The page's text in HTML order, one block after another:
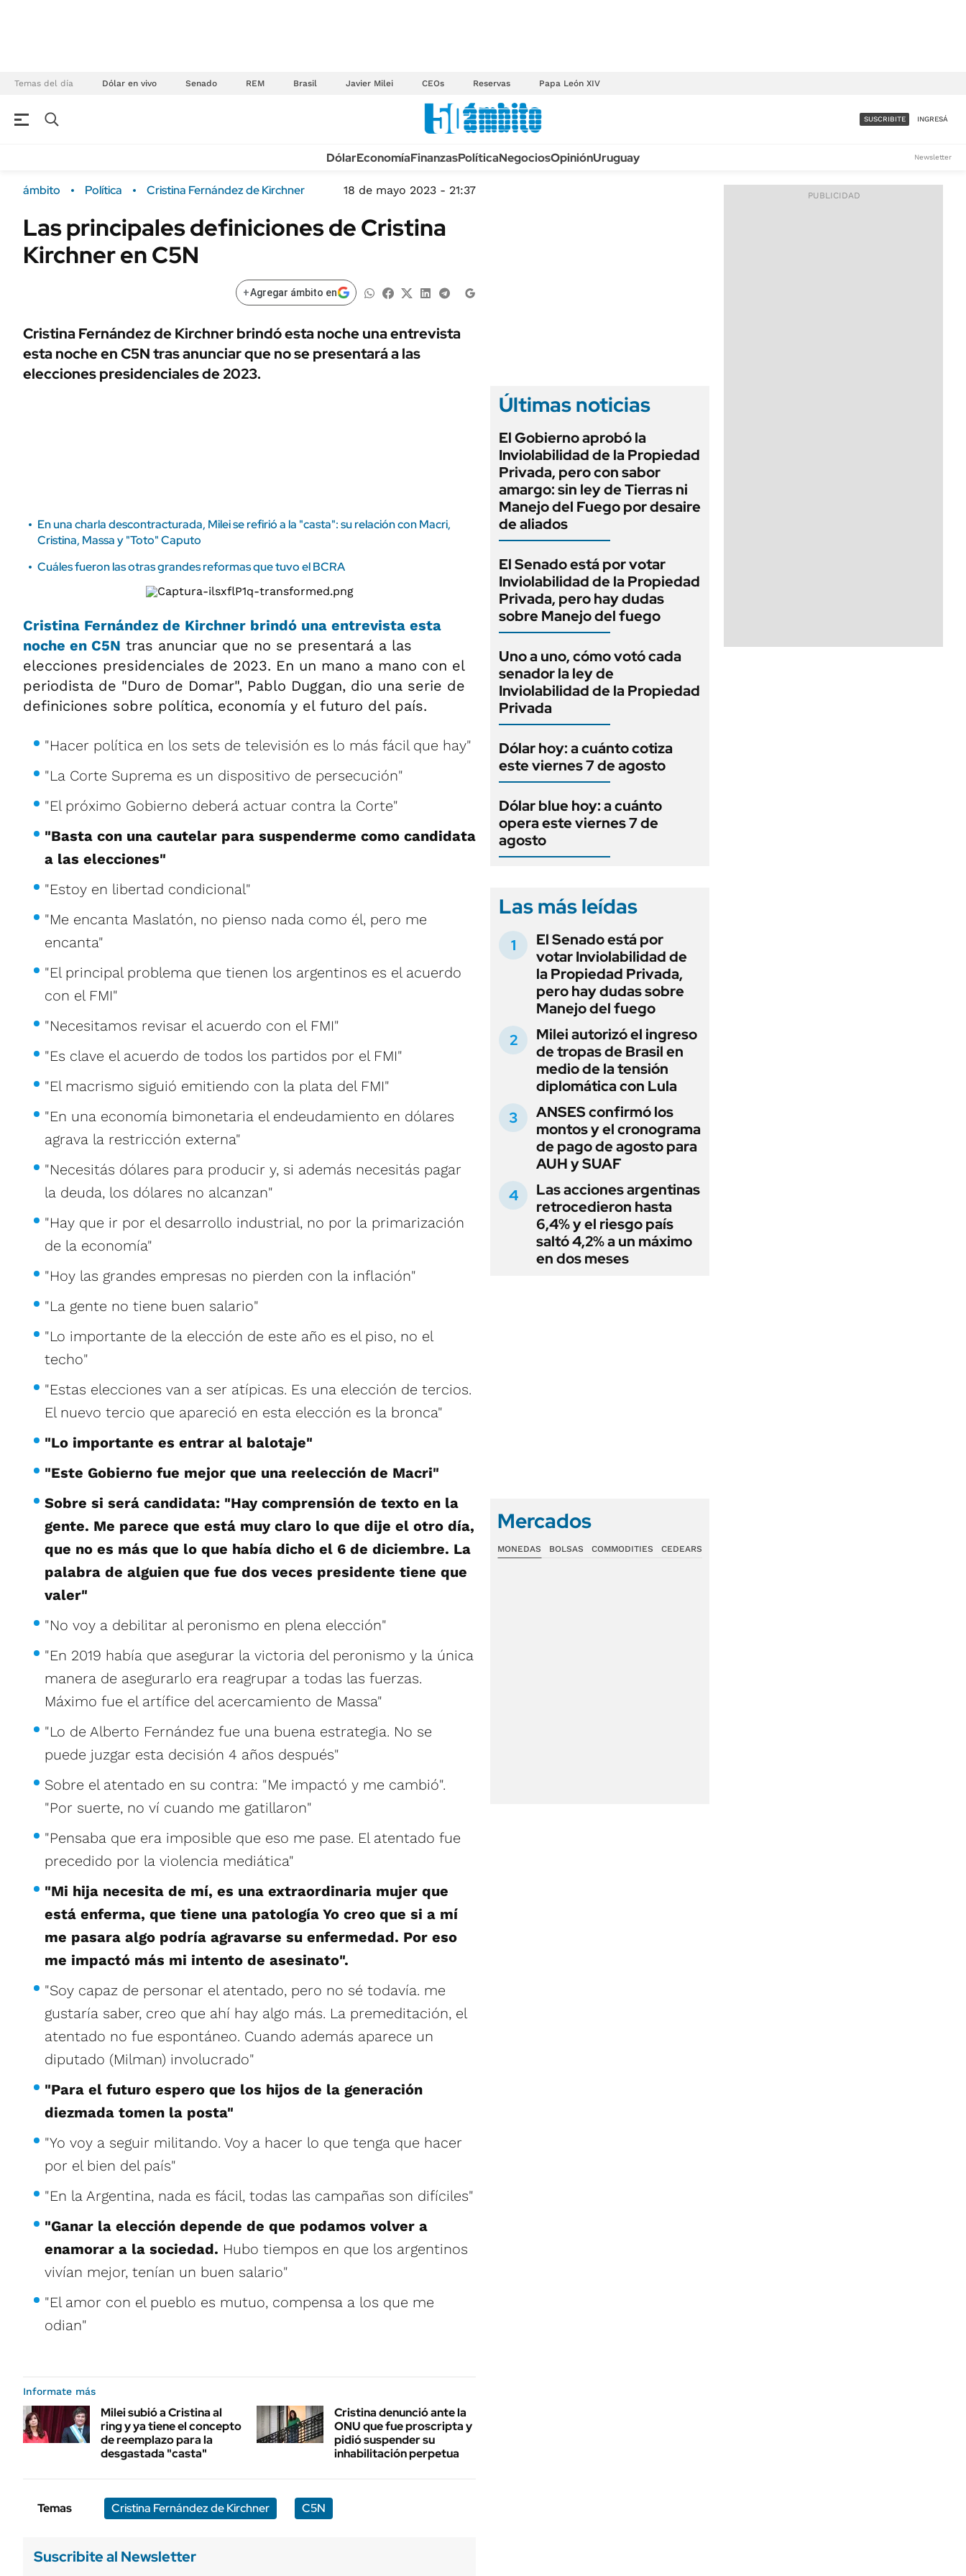
Temas del día Dólar en vivo Senado REM Brasil Javier Milei CEOs Reservas Papa León XIV
Campo
FINANZAS
ÁMBITO DEBATE
MEDIAKIT AMBITO DEBATE
Sustentabilidad
POLÍTICA
URUGUAY
TECNOLOGÍA
MÉXICO
MUNDO
LIFESTYLE
AUTOS
ACCESO FULL - $1.800/MES
SUSCRIBITE INGRESÁ
DólarEconomíaFinanzasPolíticaNegociosOpiniónUruguay Newsletter
ámbito Política Cristina Fernández de Kirchner 18 de mayo 2023 - 21:37
Las principales definiciones de Cristina
Kirchner en C5N
+Agregar ámbito en
Cristina Fernández de Kirchner brindó esta noche una entrevista
esta noche en C5N tras anunciar que no se presentará a las
elecciones presidenciales de 2023.
En una charla descontracturada, Milei se refirió a la "casta": su relación con Macri,
Cristina, Massa y "Toto" Caputo
Cuáles fueron las otras grandes reformas que tuvo el BCRA
Cristina Fernández de Kirchner brindó una entrevista esta
noche en C5N tras anunciar que no se presentará a las
elecciones presidenciales de 2023. En un mano a mano con el
periodista de "Duro de Domar", Pablo Duggan, dio una serie de
definiciones sobre política, economía y el futuro del país.
"Hacer política en los sets de televisión es lo más fácil que hay"
"La Corte Suprema es un dispositivo de persecución"
"El próximo Gobierno deberá actuar contra la Corte"
"Basta con una cautelar para suspenderme como candidata
a las elecciones"
"Estoy en libertad condicional"
"Me encanta Maslatón, no pienso nada como él, pero me
encanta"
"El principal problema que tienen los argentinos es el acuerdo
con el FMI"
"Necesitamos revisar el acuerdo con el FMI"
"Es clave el acuerdo de todos los partidos por el FMI"
"El macrismo siguió emitiendo con la plata del FMI"
"En una economía bimonetaria el endeudamiento en dólares
agrava la restricción externa"
"Necesitás dólares para producir y, si además necesitás pagar
la deuda, los dólares no alcanzan"
"Hay que ir por el desarrollo industrial, no por la primarización
de la economía"
"Hoy las grandes empresas no pierden con la inflación"
"La gente no tiene buen salario"
"Lo importante de la elección de este año es el piso, no el
techo"
"Estas elecciones van a ser atípicas. Es una elección de tercios.
El nuevo tercio que apareció en esta elección es la bronca"
"Lo importante es entrar al balotaje"
"Este Gobierno fue mejor que una reelección de Macri"
Sobre si será candidata: "Hay comprensión de texto en la
gente. Me parece que está muy claro lo que dije el otro día,
que no es más que lo que había dicho el 6 de diciembre. La
palabra de alguien que fue dos veces presidente tiene que
valer"
"No voy a debilitar al peronismo en plena elección"
"En 2019 había que asegurar la victoria del peronismo y la única
manera de asegurarlo era reagrupar a todas las fuerzas.
Máximo fue el artífice del acercamiento de Massa"
"Lo de Alberto Fernández fue una buena estrategia. No se
puede juzgar esta decisión 4 años después"
Sobre el atentado en su contra: "Me impactó y me cambió".
"Por suerte, no ví cuando me gatillaron"
"Pensaba que era imposible que eso me pase. El atentado fue
precedido por la violencia mediática"
"Mi hija necesita de mí, es una extraordinaria mujer que
está enferma, que tiene una patología Yo creo que si a mí
me pasara algo podría agravarse su enfermedad. Por eso
me impactó más mi intento de asesinato".
"Soy capaz de personar el atentado, pero no sé todavía. me
gustaría saber, creo que ahí hay algo más. La premeditación, el
atentado no fue espontáneo. Cuando además aparece un
diputado (Milman) involucrado"
"Para el futuro espero que los hijos de la generación
diezmada tomen la posta"
"Yo voy a seguir militando. Voy a hacer lo que tenga que hacer
por el bien del país"
"En la Argentina, nada es fácil, todas las campañas son difíciles"
"Ganar la elección depende de que podamos volver a
enamorar a la sociedad. Hubo tiempos en que los argentinos
vivían mejor, tenían un buen salario"
"El amor con el pueblo es mutuo, compensa a los que me
odian"
Informate más
Milei subió a Cristina al
ring y ya tiene el concepto
de reemplazo para la
desgastada "casta"
Cristina denunció ante la
ONU que fue proscripta y
pidió suspender su
inhabilitación perpetua
Temas Cristina Fernández de Kirchner C5N
Suscribite al Newsletter
Últimas noticias
El Gobierno aprobó la
Inviolabilidad de la Propiedad
Privada, pero con sabor
amargo: sin ley de Tierras ni
Manejo del Fuego por desaire
de aliados
El Senado está por votar
Inviolabilidad de la Propiedad
Privada, pero hay dudas
sobre Manejo del fuego
Uno a uno, cómo votó cada
senador la ley de
Inviolabilidad de la Propiedad
Privada
Dólar hoy: a cuánto cotiza
este viernes 7 de agosto
Dólar blue hoy: a cuánto
opera este viernes 7 de
agosto
Las más leídas
El Senado está por
votar Inviolabilidad de
la Propiedad Privada,
pero hay dudas sobre
Manejo del fuego
Milei autorizó el ingreso
de tropas de Brasil en
medio de la tensión
diplomática con Lula
ANSES confirmó los
montos y el cronograma
de pago de agosto para
AUH y SUAF
Las acciones argentinas
retrocedieron hasta
6,4% y el riesgo país
saltó 4,2% a un máximo
en dos meses
Mercados
MONEDAS BOLSAS COMMODITIES CEDEARS